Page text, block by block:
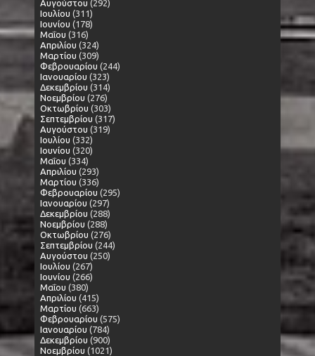
Αυγούστου (292)
Ιουλίου (311)
Ιουνίου (178)
Μαΐου (316)
Απριλίου (324)
Μαρτίου (309)
Φεβρουαρίου (244)
Ιανουαρίου (323)
Δεκεμβρίου (314)
Νοεμβρίου (276)
Οκτωβρίου (303)
Σεπτεμβρίου (317)
Αυγούστου (319)
Ιουλίου (332)
Ιουνίου (320)
Μαΐου (334)
Απριλίου (293)
Μαρτίου (336)
Φεβρουαρίου (295)
Ιανουαρίου (297)
Δεκεμβρίου (288)
Νοεμβρίου (288)
Οκτωβρίου (276)
Σεπτεμβρίου (244)
Αυγούστου (250)
Ιουλίου (267)
Ιουνίου (266)
Μαΐου (380)
Απριλίου (415)
Μαρτίου (663)
Φεβρουαρίου (575)
Ιανουαρίου (784)
Δεκεμβρίου (900)
Νοεμβρίου (1021)